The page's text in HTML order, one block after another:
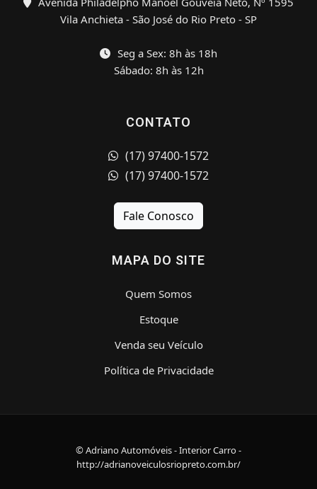
Vila Anchieta - São José do Rio Preto - SP
Seg a Sex: 8h às 18h
Sábado: 8h às 12h
CONTATO
(17) 97400-1572
(17) 97400-1572
Fale Conosco
MAPA DO SITE
Quem Somos
Estoque
Venda seu Veículo
Política de Privacidade
© Adriano Automóveis - Interior Carro -
http://adrianoveiculosriopreto.com.br/